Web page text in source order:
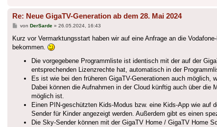
Re: Neue GigaTV-Generation ab dem 28. Mai 2024
Beitrag
von DerSarde» 26.05.2024, 16:43
Kurz vor Vermarktungsstart haben wir auf eine Anfrage an die
bekommen.
Die vorgegebene Programmliste ist identisch mit der auf der
entsprechenden Lizenzrechte hat, automatisch in der
Es ist wie bei den früheren GigaTV-Generationen auch
Dabei können die Aufnahmen in der Cloud künftig auch über
möglich ist.
Einen PIN-geschützten Kids-Modus bzw. eine Kids-App wie auf
Sender für Kinder angezeigt werden. Außerdem gibt es einen
Die Sky-Sender können mit der GigaTV Home / GigaTV Home